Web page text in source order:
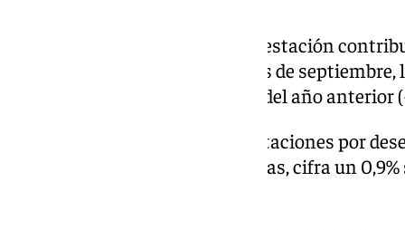
La cuantía media bruta de la prestación
fue de 988,7 euros el pasado mes de
20,3 euros sobre el mismo mes del año anterior
El total de beneficiarios de prestaciones por
septiembre en 1.703.095 personas, cifra un